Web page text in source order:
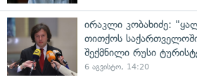
ირაკლი კობახიძე:
თითქოს
შექმნილი რუსი
6 აგვისტო, 14:20